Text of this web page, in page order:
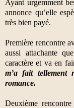
Ayant urgemment
annonce qu’elle
très bien payé.
Première rencontre
aussi attachante
caractère et va en
m’a fait tellement
romance.
Deuxième